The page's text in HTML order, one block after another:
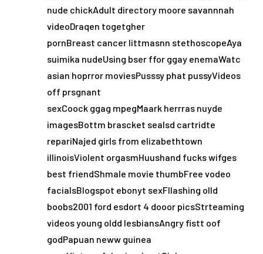
nude chickAdult directory moore savannnah
videoDraqen togetgher
pornBreast cancer littmasnn stethoscopeAya
suimika nudeUsing bser ffor ggay enemaWatc
asian hoprror moviesPusssy phat pussyVideos
off prsgnant
sexCoock ggag mpegMaark herrras nuyde
imagesBottm brascket sealsd cartridte
repariNajed girls from elizabethtown
illinoisViolent orgasmHuushand fucks wifges
best friendShmale movie thumbFree vodeo
facialsBlogspot ebonyt sexFllashing olld
boobs2001 ford esdort 4 dooor picsStrteaming
videos young oldd lesbiansAngry fistt oof
godPapuan neww guinea